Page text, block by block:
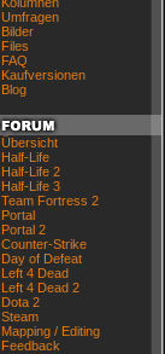
Umfragen
Bilder
Files
FAQ
Kaufversionen
Blog
Übersicht
Half-Life
Half-Life 2
Half-Life 3
Team Fortress 2
Portal
Portal 2
Counter-Strike
Day of Defeat
Left 4 Dead
Left 4 Dead 2
Dota 2
Steam
Mapping / Editing
Feedback